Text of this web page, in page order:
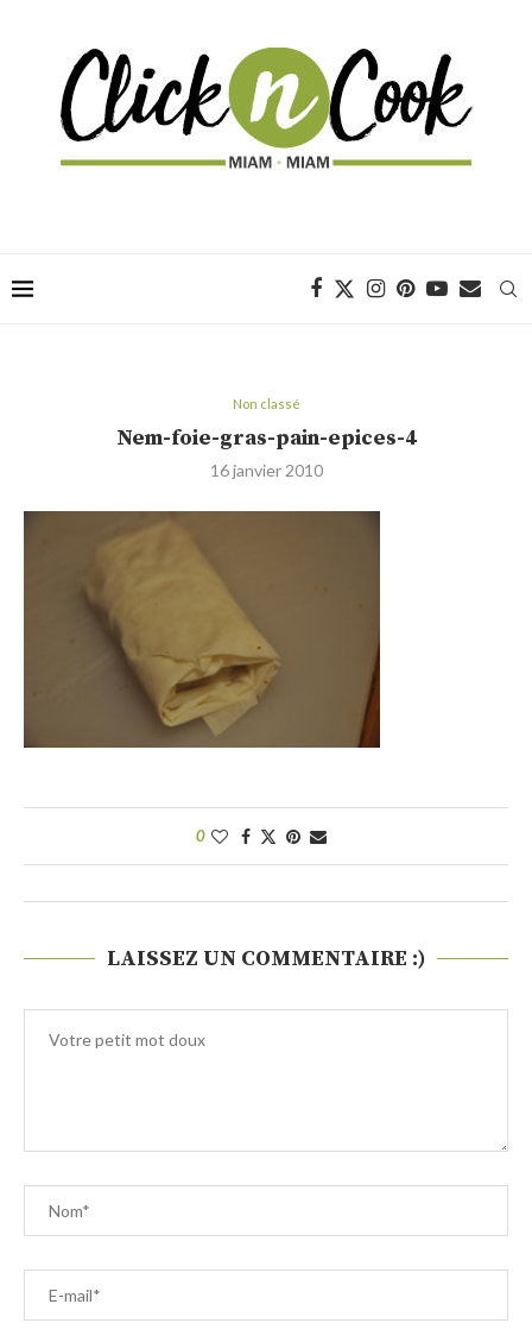
Non classé
Nem-foie-gras-pain-epices-4
16 janvier 2010
0
LAISSEZ UN COMMENTAIRE :)